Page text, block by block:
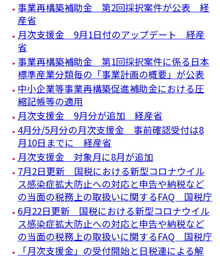
事業再構築補助金 第2回採択案件が公表 経
産省
月次支援金 9月1日付のアップデート 経産
省
事業再構築補助金 第1回採択案件に係る日本
標準産業分類毎の「事業計画の概要」が公表
中小企業等事業再構築促進補助金における圧
縮記帳等の適用
月次支援金 9月分が追加 経産省
4月分/5月分の月次支援金 事前確認受付は8
月10日までに 経産省
月次支援金 対象月に8月が追加
7月2日更新 国税における新型コロナウイル
ス感染症拡大防止への対応と申告や納税など
の当面の税務上の取扱いに関するFAQ 国税庁
6月22日更新 国税における新型コロナウイル
ス感染症拡大防止への対応と申告や納税など
の当面の税務上の取扱いに関するFAQ 国税庁
「月次支援金」の受付開始と日税連による解